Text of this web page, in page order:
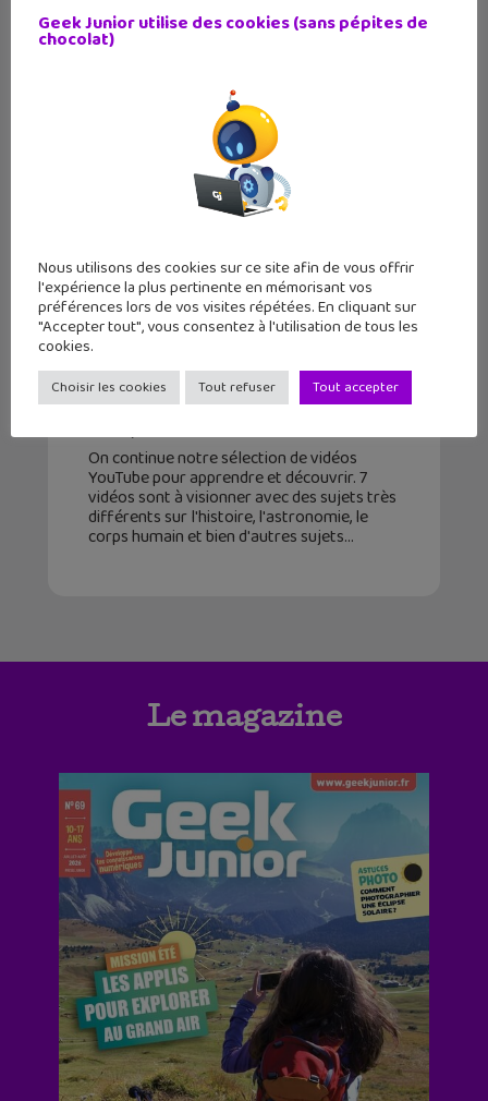
Apprendre avec YouTube #232 :
maths, astronomie, tech, vicking,
SVT…
On continue notre sélection de vidéos
YouTube pour apprendre et découvrir. 7
vidéos sont à visionner avec des sujets très
différents sur l'histoire, l'astronomie, le
corps humain et bien d'autres sujets
Le magazine
Geek Junior utilise des cookies (sans pépites de
chocolat)
Nous utilisons des cookies sur ce site afin de vous offrir
l'expérience la plus pertinente en mémorisant vos
préférences lors de vos visites répétées. En cliquant sur
"Accepter tout", vous consentez à l'utilisation de tous les
cookies.
Choisir les cookies Tout refuser Tout accepter